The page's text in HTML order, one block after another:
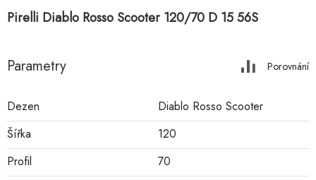
Pirelli Diablo Rosso Scooter 120/70 D 15 56S
Parametry Porovnání
Dezen
Diablo Rosso Scooter
Šířka
120
Profil
70